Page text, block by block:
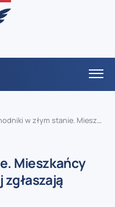
w złym stanie. Mieszkańcy Louvain coraz częściej zgłaszają problemy
Mieszkańcy